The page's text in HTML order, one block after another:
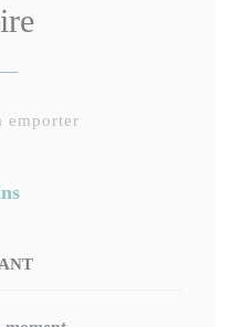
emporter